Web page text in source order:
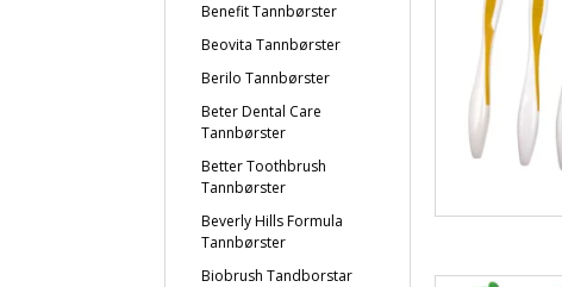
Benefit Tannbørster
Beovita Tannbørster
Berilo Tannbørster
Beter Dental Care
Tannbørster
Better Toothbrush
Tannbørster
Beverly Hills Formula
Tannbørster
Biobrush Tandborstar